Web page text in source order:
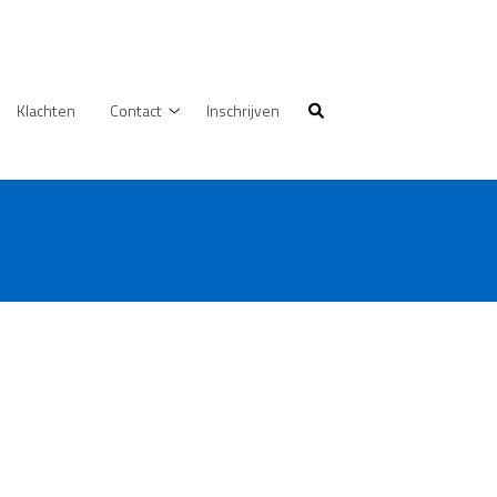
Klachten
Contact
Inschrijven